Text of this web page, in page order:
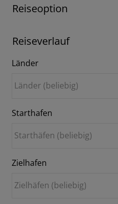
Reiseoption
Reiseverlauf
Länder
Länder (beliebig)
Starthafen
Starthäfen (beliebig)
Zielhafen
Zielhäfen (beliebig)